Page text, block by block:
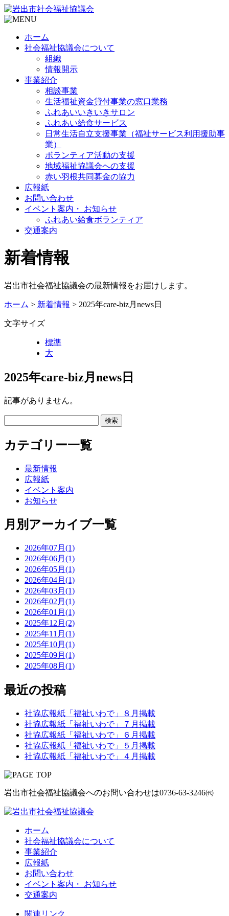
ホーム
社会福祉協議会について
組織
情報開示
事業紹介
相談事業
生活福祉資金貸付事業の窓口業務
ふれあいいきいきサロン
ふれあい給食サービス
日常生活自立支援事業（福祉サービス利用援助事
業）
ボランティア活動の支援
地域福祉協議会への支援
赤い羽根共同募金の協力
広報紙
お問い合わせ
イベント案内・ お知らせ
ふれあい給食ボランティア
交通案内
新着情報
岩出市社会福祉協議会の最新情報をお届けします。
ホーム > 新着情報 > 2025年care-biz月news日
文字サイズ
標準
大
2025年care-biz月news日
記事がありません。
カテゴリー一覧
最新情報
広報紙
イベント案内
お知らせ
月別アーカイブ一覧
2026年07月(1)
2026年06月(1)
2026年05月(1)
2026年04月(1)
2026年03月(1)
2026年02月(1)
2026年01月(1)
2025年12月(2)
2025年11月(1)
2025年10月(1)
2025年09月(1)
2025年08月(1)
最近の投稿
社協広報紙「福祉いわで」８月掲載
社協広報紙「福祉いわで」７月掲載
社協広報紙「福祉いわで」６月掲載
社協広報紙「福祉いわで」５月掲載
社協広報紙「福祉いわで」４月掲載
岩出市社会福祉協議会へのお問い合わせは0736-63-3246㈹
ホーム
社会福祉協議会について
事業紹介
広報紙
お問い合わせ
イベント案内・ お知らせ
交通案内
関連リンク